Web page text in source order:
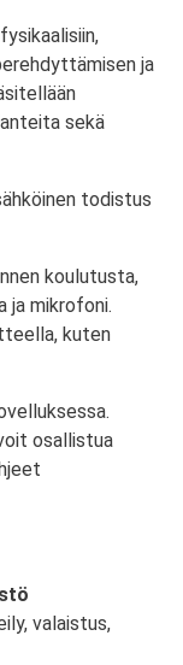
ja
sekä
todistus
koulutusta,
ja mikrofoni.
kuten
osallistua
valaistus,